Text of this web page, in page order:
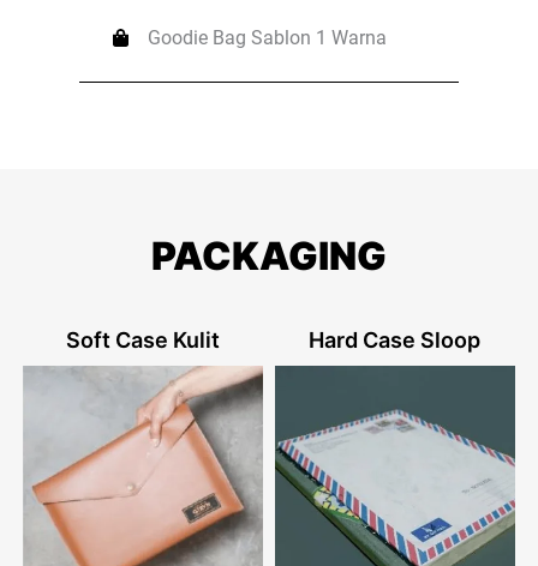
Goodie Bag Sablon 1 Warna
PACKAGING
Soft Case Kulit Hard Case Sloop